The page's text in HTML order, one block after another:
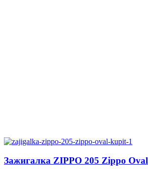
Зажигалка ZIPPO 205 Zippo Oval